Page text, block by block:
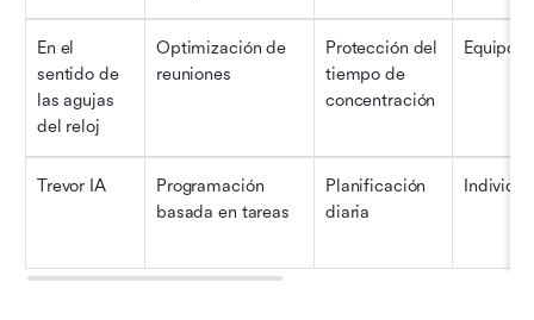
En el
sentido de
las agujas
del reloj
Optimización de
reuniones
Protección del
tiempo de
concentración
Equipos
Trevor IA
Programación
basada en tareas
Planificación
diaria